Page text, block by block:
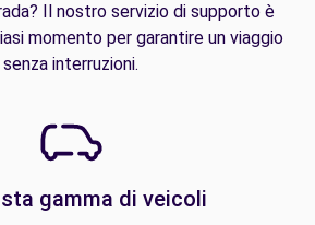
Il nostro servizio di supporto è
momento per garantire un viaggio
senza interruzioni.
gamma di veicoli